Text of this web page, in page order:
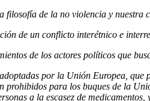
filosofía de la no violencia y nuestra
de un conflicto interétnico e
de los actores políticos que
por la Unión Europea,
prohibidos para los buques de la
a la escasez de